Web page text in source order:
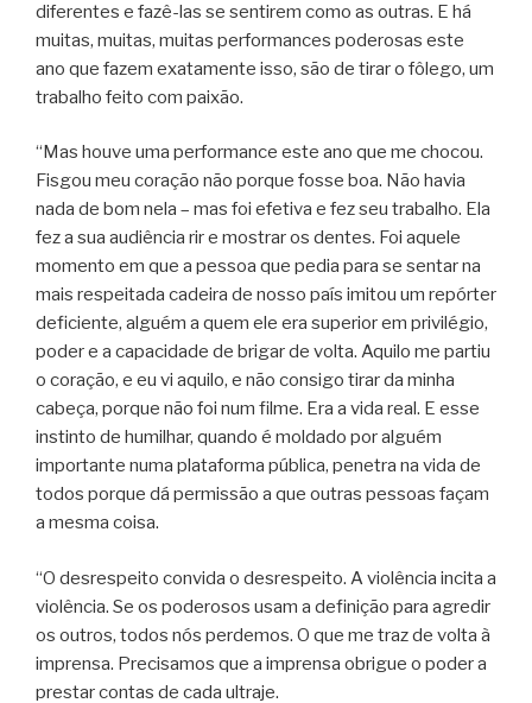
diferentes e fazê-las se sentirem como as outras. E há
muitas, muitas, muitas performances poderosas este
ano que fazem exatamente isso, são de tirar o fôlego, um
trabalho feito com paixão.
“Mas houve uma performance este ano que me chocou.
Fisgou meu coração não porque fosse boa. Não havia
nada de bom nela – mas foi efetiva e fez seu trabalho. Ela
fez a sua audiência rir e mostrar os dentes. Foi aquele
momento em que a pessoa que pedia para se sentar na
mais respeitada cadeira de nosso país imitou um repórter
deficiente, alguém a quem ele era superior em privilégio,
poder e a capacidade de brigar de volta. Aquilo me partiu
o coração, e eu vi aquilo, e não consigo tirar da minha
cabeça, porque não foi num filme. Era a vida real. E esse
instinto de humilhar, quando é moldado por alguém
importante numa plataforma pública, penetra na vida de
todos porque dá permissão a que outras pessoas façam
a mesma coisa.
“O desrespeito convida o desrespeito. A violência incita a
violência. Se os poderosos usam a definição para agredir
os outros, todos nós perdemos. O que me traz de volta à
imprensa. Precisamos que a imprensa obrigue o poder a
prestar contas de cada ultraje.